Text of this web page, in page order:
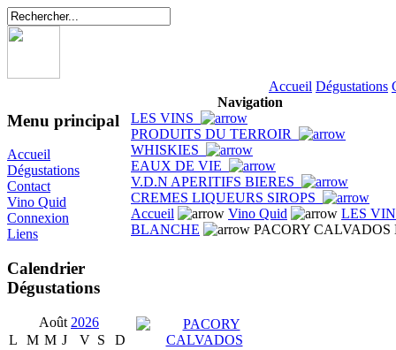
Accueil Dégustations
Menu principal
Accueil
Dégustations
Contact
Vino Quid
Connexion
Liens
Calendrier
Dégustations
Août 2026
L
M M J V S
D
Navigation
LES VINS
PRODUITS DU TERROIR
WHISKIES
EAUX DE VIE
V.D.N APERITIFS BIERES
CREMES LIQUEURS SIROPS
Accueil
Vino Quid
LES
BLANCHE
PACORY